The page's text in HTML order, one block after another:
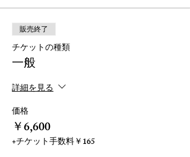
販売終了
チケットの種類
一般
詳細を見る
価格
￥6,600
+チケット手数料￥165